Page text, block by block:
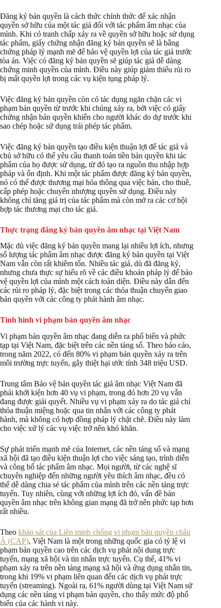
Đăng ký bản quyền là cách thức chính thức để xác nhận
quyền sở hữu của một tác giả đối với tác phẩm âm nhạc của
mình. Khi có tranh chấp xảy ra về quyền sở hữu hoặc sử dụng
tác phẩm, giấy chứng nhận đăng ký bản quyền sẽ là bằng
chứng pháp lý mạnh mẽ để bảo vệ quyền lợi của tác giả trước
tòa án. Việc có đăng ký bản quyền sẽ giúp tác giả dễ dàng
chứng minh quyền của mình. Điều này giúp giảm thiểu rủi ro
bị mất quyền lợi trong các vụ kiện tụng pháp lý.
Việc đăng ký bản quyền còn có tác dụng ngăn chặn các vi
phạm bản quyền từ trước khi chúng xảy ra, bởi việc có giấy
chứng nhận bản quyền khiến cho người khác do dự trước khi
sao chép hoặc sử dụng trái phép tác phẩm.
Việc đăng ký bản quyền tạo điều kiện thuận lợi để tác giả và
chủ sở hữu có thể yêu cầu thanh toán tiền bản quyền khi tác
phẩm của họ được sử dụng, từ đó tạo ra nguồn thu nhập hợp
pháp và ổn định. Khi một tác phẩm được đăng ký bản quyền,
nó có thể được thương mại hóa thông qua việc bán, cho thuê,
cấp phép hoặc chuyển nhượng quyền sử dụng. Điều này
không chỉ tăng giá trị của tác phẩm mà còn mở ra các cơ hội
hợp tác thương mại cho tác giả.
Thực trạng đăng ký bản quyền âm nhạc tại Việt Nam
Mặc dù việc đăng ký bản quyền mang lại nhiều lợi ích, nhưng
số lượng tác phẩm âm nhạc được đăng ký bản quyền tại Việt
Nam vẫn còn rất khiêm tốn. Nhiều tác giả, dù đã đăng ký,
nhưng chưa thực sự hiểu rõ về các điều khoản pháp lý để bảo
vệ quyền lợi của mình một cách toàn diện. Điều này dẫn đến
các rủi ro pháp lý, đặc biệt trong các thỏa thuận chuyển giao
bản quyền với các công ty phát hành âm nhạc.
Tình hình vi phạm bản quyền âm nhạc
Vi phạm bản quyền âm nhạc đang diễn ra phổ biến và phức
tạp tại Việt Nam, đặc biệt trên các nền tảng số. Theo báo cáo,
trong năm 2022, có đến 80% vi phạm bản quyền xảy ra trên
môi trường trực tuyến, gây thiệt hại ước tính 348 triệu USD.
Trung tâm Bảo vệ bản quyền tác giả âm nhạc Việt Nam đã
phải khởi kiện hơn 40 vụ vi phạm, trong đó hơn 20 vụ vẫn
đang được giải quyết. Nhiều vụ vi phạm xảy ra do tác giả chỉ
thỏa thuận miệng hoặc qua tin nhắn với các công ty phát
hành, mà không có hợp đồng pháp lý chặt chẽ. Điều này làm
cho việc xử lý các vụ việc trở nên khó khăn.
Sự phát triển mạnh mẽ của Internet, các nền tảng số và mạng
xã hội đã tạo điều kiện thuận lợi cho việc sáng tạo, trình diễn
và công bố tác phẩm âm nhạc. Mọi người, từ các nghệ sĩ
chuyên nghiệp đến những người yêu thích âm nhạc, đều có
thể dễ dàng chia sẻ tác phẩm của mình trên các nền tảng trực
tuyến. Tuy nhiên, cùng với những lợi ích đó, vấn đề bản
quyền âm nhạc trên không gian mạng đã trở nên phức tạp hơn
rất nhiều.
Theo khảo sát của Liên minh chống vi phạm bản quyền châu
Á (CAP), Việt Nam là một trong những quốc gia có tỷ lệ vi
phạm bản quyền cao trên các dịch vụ phát nội dung trực
tuyến, mạng xã hội và tin nhắn trực tuyến. Cụ thể, 41% vi
phạm xảy ra trên nền tảng mạng xã hội và ứng dụng nhắn tin,
trong khi 19% vi phạm liên quan đến các dịch vụ phát trực
tuyến (streaming). Ngoài ra, 61% người dùng tại Việt Nam sử
dụng các nền tảng vi phạm bản quyền, cho thấy mức độ phổ
biến của các hành vi này.